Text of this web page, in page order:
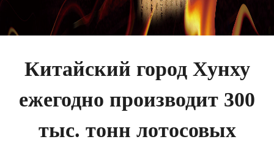
Китайский город Хунху
ежегодно производит 300
тыс. тонн лотосовых